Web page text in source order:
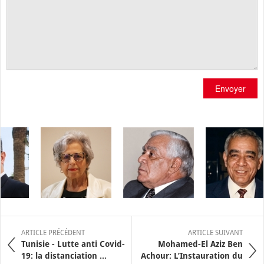
Envoyer
ARTICLE PRÉCÉDENT
Tunisie - Lutte anti Covid-
19: la distanciation ...
ARTICLE SUIVANT
Mohamed-El Aziz Ben
Achour: L’Instauration du